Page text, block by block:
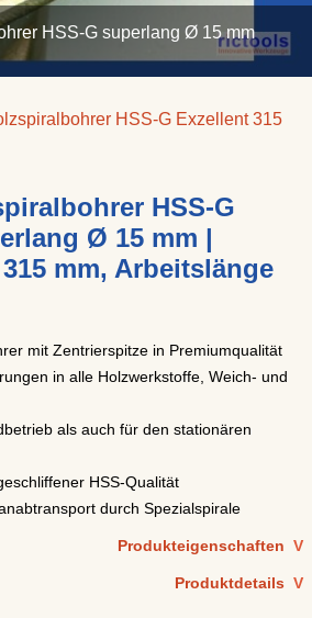
HSS-G superlang Ø 15 mm
HSS-G Exzellent 315
HSS-G
Ø 15 mm |
mm, Arbeitslänge
mit Zentrierspitze in Premiumqualität
in alle Holzwerkstoffe, Weich- und
als auch für den stationären
HSS-Qualität
durch Spezialspirale
Produkteigenschaften V
Produktdetails V